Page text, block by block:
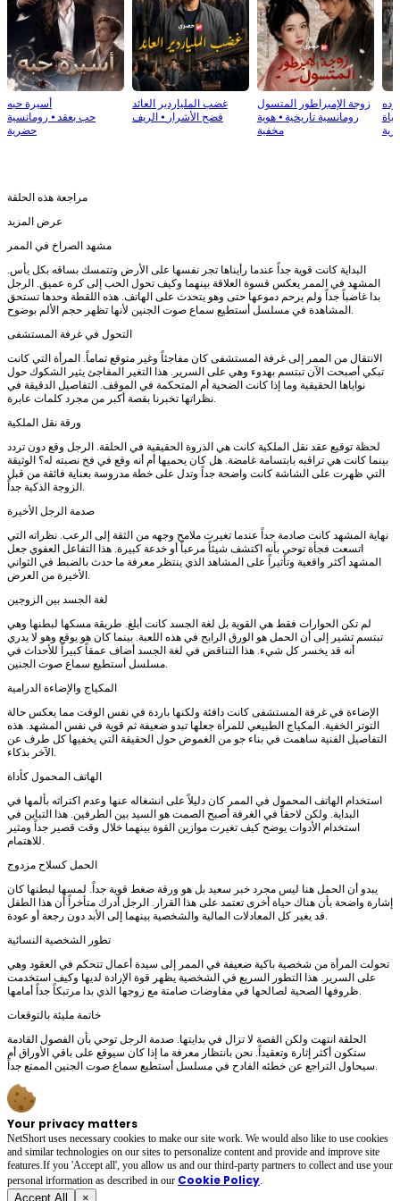
أسيرة حبه
حب بعقد ⦁ رومانسية
حضرية
غضب الملياردير العائد
فضح الأشرار ⦁ الريف
زوجة الإمبراطور المتسول
رومانسية تاريخية ⦁هوية
مخفية
مراجعة هذه الحلقة
عرض المزيد
مشهد الصراخ في الممر
البداية كانت قوية جداً عندما رأيناها تجر نفسها على الأرض وتتمسك بساقه بكل يأس.
المشهد في الممر يعكس قسوة العلاقة بينهما وكيف تحول الحب إلى كره عميق. الرجل
بدا غاضباً جداً ولم يرحم دموعها حتى وهو يتحدث على الهاتف. هذه اللقطة وحدها تستحق
المشاهدة في مسلسل أستطيع سماع صوت الجنين لأنها تظهر حجم الألم بوضوح.
التحول في غرفة المستشفى
الانتقال من الممر إلى غرفة المستشفى كان مفاجئاً وغير متوقع تماماً. المرأة التي كانت
تبكي أصبحت الآن تبتسم بهدوء وهي على السرير. هذا التغير المفاجئ يثير الشكوك حول
نواياها الحقيقية وما إذا كانت الضحية أم المتحكمة في الموقف. التفاصيل الدقيقة في
نظراتها تخبرنا بقصة أكبر من مجرد كلمات عابرة.
ورقة نقل الملكية
لحظة توقيع عقد نقل الملكية كانت هي الذروة الحقيقية في الحلقة. الرجل وقع دون تردد
بينما كانت هي تراقبه بابتسامة غامضة. هل كان يحميها أم أنه وقع في فخ نصبته له؟ الوثيقة
التي ظهرت على الشاشة كانت واضحة جداً وتدل على خطة مدروسة بعناية فائقة من قبل
الزوجة الذكية جداً.
صدمة الرجل الأخيرة
نهاية المشهد كانت صادمة جداً عندما تغيرت ملامح وجهه من الثقة إلى الرعب. نظراته التي
اتسعت فجأة توحي بأنه اكتشف شيئاً مرعباً أو خدعة كبيرة. هذا التفاعل العفوي جعل
المشهد أكثر واقعية وتأثيراً على المشاهد الذي ينتظر معرفة ما حدث بالضبط في الثواني
الأخيرة من العرض.
لغة الجسد بين الزوجين
لم تكن الحوارات فقط هي القوية بل لغة الجسد كانت أبلغ. طريقة مسكها لبطنها وهي
تبتسم تشير إلى أن الحمل هو الورق الرابح في هذه اللعبة. بينما كان هو يوقع وهو لا يدري
أنه قد يخسر كل شيء. هذا التناقض في لغة الجسد أضاف عمقاً كبيراً للأحداث في
مسلسل أستطيع سماع صوت الجنين.
المكياج والإضاءة الدرامية
الإضاءة في غرفة المستشفى كانت دافئة ولكنها باردة في نفس الوقت مما يعكس حالة
التوتر الخفية. المكياج الطبيعي للمرأة جعلها تبدو ضعيفة ثم قوية في نفس المشهد. هذه
التفاصيل الفنية ساهمت في بناء جو من الغموض حول الحقيقة التي يخفيها كل طرف عن
الآخر بذكاء.
الهاتف المحمول كأداة
استخدام الهاتف المحمول في الممر كان دليلاً على انشغاله عنها وعدم اكتراثه بألمها في
البداية. ولكن لاحقاً في الغرفة أصبح الصمت هو السيد بين الطرفين. هذا التباين في
استخدام الأدوات يوضح كيف تغيرت موازين القوة بينهما خلال وقت قصير جداً ومثير
للاهتمام.
الحمل كسلاح مزدوج
يبدو أن الحمل هنا ليس مجرد خبر سعيد بل هو ورقة ضغط قوية جداً. لمسها لبطنها كان
إشارة واضحة بأن هناك حياة أخرى تعتمد على هذا القرار. الرجل أدرك متأخراً أن هذا الطفل
قد يغير كل المعادلات المالية والشخصية بينهما إلى الأبد دون رجعة أو عودة.
تطور الشخصية النسائية
تحولت المرأة من شخصية باكية ضعيفة في الممر إلى سيدة أعمال تتحكم في العقود وهي
على السرير. هذا التطور السريع في الشخصية يظهر قوة الإرادة لديها وكيف استخدمت
ظروفها الصحية لصالحها في مفاوضات صامتة مع زوجها الذي بدا مرتبكاً جداً أمامها.
خاتمة مليئة بالتوقعات
الحلقة انتهت ولكن القصة لا تزال في بدايتها. صدمة الرجل توحي بأن الفصول القادمة
ستكون أكثر إثارة وتعقيداً. نحن بانتظار معرفة ما إذا كان سيوقع على باقي الأوراق أم
سيحاول التراجع عن خطئه الفادح في مسلسل أستطيع سماع صوت الجنين الممتع جداً.
Your privacy matters
NetShort uses necessary cookies to make our site work. We would also like to use cookies
and similar technologies on our sites to personalize content and provide and improve site
features.If you 'Accept all', you allow us and our third-party partners to collect and use your
personal irformation as described in our Cookie Policy.
Accept All ×